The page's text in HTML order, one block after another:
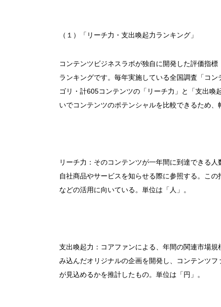
（１）「リーチ力・支出喚起力ランキング」
コンテンツビジネスラボが独自に開発した評価指
ランキングです。毎年実施している全国調査「コ
ゴリ・計605コンテンツの「リーチ力」と「支出
いでコンテンツのポテンシャルを比較できるため
リーチ力：そのコンテンツが一年間に到達できる
自社商品やサービスを知らせる際に参照する。こ
などの活用に向いている。単位は「人」。
支出喚起力：コアファンによる、年間の関連市場
み込んだオリジナルの企画を開発し、コンテンツ
が見込めるかを推計したもの。単位は「円」。